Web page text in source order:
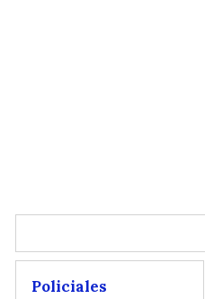
Policiales